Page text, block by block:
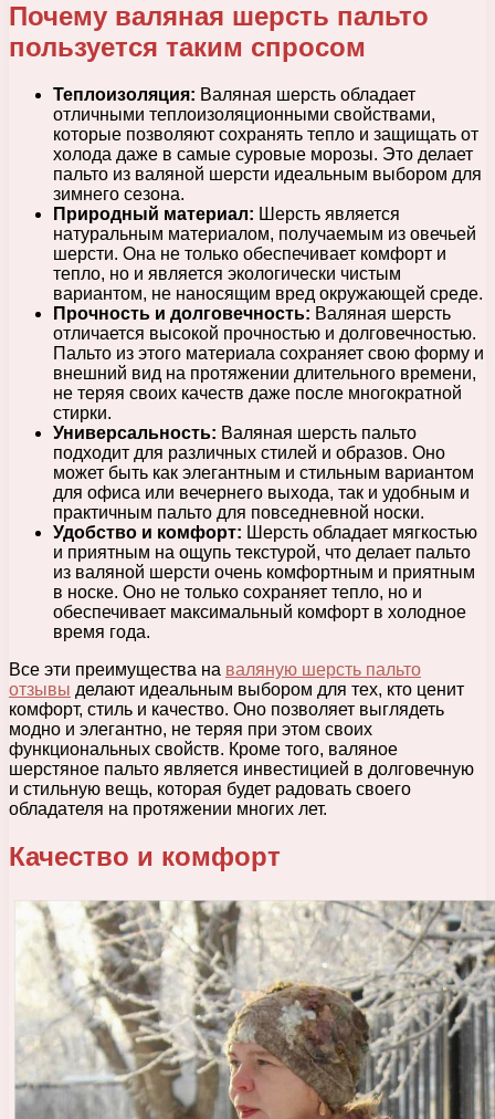
Почему валяная шерсть пальто
пользуется таким спросом
Теплоизоляция: Валяная шерсть обладает
отличными теплоизоляционными свойствами,
которые позволяют сохранять тепло и защищать от
холода даже в самые суровые морозы. Это делает
пальто из валяной шерсти идеальным выбором для
зимнего сезона.
Природный материал: Шерсть является
натуральным материалом, получаемым из овечьей
шерсти. Она не только обеспечивает комфорт и
тепло, но и является экологически чистым
вариантом, не наносящим вред окружающей среде.
Прочность и долговечность: Валяная шерсть
отличается высокой прочностью и долговечностью.
Пальто из этого материала сохраняет свою форму и
внешний вид на протяжении длительного времени,
не теряя своих качеств даже после многократной
стирки.
Универсальность: Валяная шерсть пальто
подходит для различных стилей и образов. Оно
может быть как элегантным и стильным вариантом
для офиса или вечернего выхода, так и удобным и
практичным пальто для повседневной носки.
Удобство и комфорт: Шерсть обладает мягкостью
и приятным на ощупь текстурой, что делает пальто
из валяной шерсти очень комфортным и приятным
в носке. Оно не только сохраняет тепло, но и
обеспечивает максимальный комфорт в холодное
время года.
Все эти преимущества на валяную шерсть пальто
отзывы делают идеальным выбором для тех, кто ценит
комфорт, стиль и качество. Оно позволяет выглядеть
модно и элегантно, не теряя при этом своих
функциональных свойств. Кроме того, валяное
шерстяное пальто является инвестицией в долговечную
и стильную вещь, которая будет радовать своего
обладателя на протяжении многих лет.
Качество и комфорт